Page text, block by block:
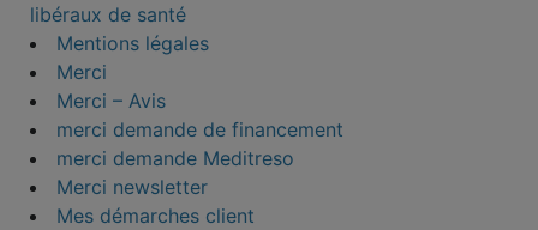
libéraux de santé
Mentions légales
Merci
Merci – Avis
merci demande de financement
merci demande Meditreso
Merci newsletter
Mes démarches client